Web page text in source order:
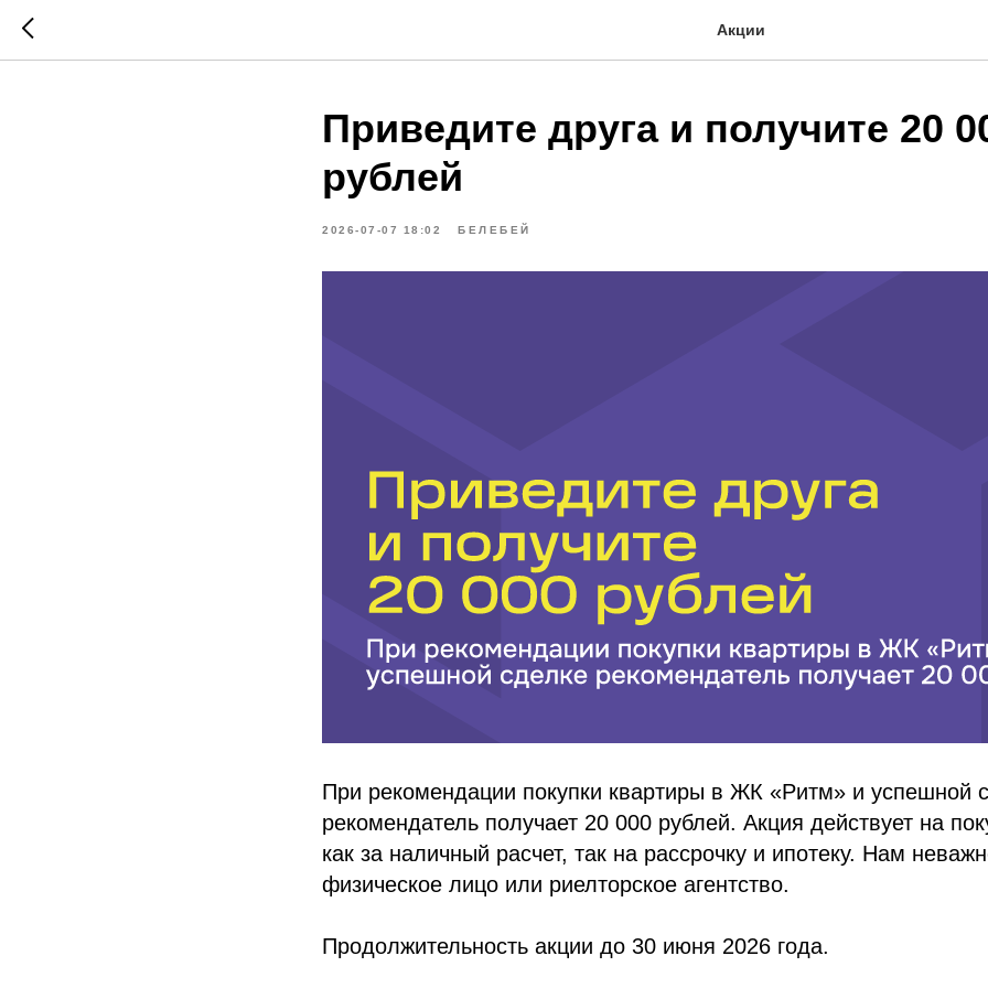
Акции
Приведите друга и получите 20
рублей
2026-07-07 18:02 БЕЛЕБЕЙ
При рекомендации покупки квартиры в ЖК «Ритм» и успешной
рекомендатель получает 20 000 рублей. Акция действует на
как за наличный расчет, так на рассрочку и ипотеку. Нам
физическое лицо или риелторское агентство.
Продолжительность акции до 30 июня 2026 года.